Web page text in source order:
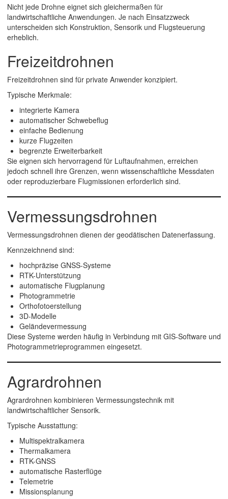
Nicht jede Drohne eignet sich gleichermaßen für
landwirtschaftliche Anwendungen. Je nach Einsatzzweck
unterscheiden sich Konstruktion, Sensorik und Flugsteuerung
erheblich.
Freizeitdrohnen
Freizeitdrohnen sind für private Anwender konzipiert.
Typische Merkmale:
integrierte Kamera
automatischer Schwebeflug
einfache Bedienung
kurze Flugzeiten
begrenzte Erweiterbarkeit
Sie eignen sich hervorragend für Luftaufnahmen, erreichen
jedoch schnell ihre Grenzen, wenn wissenschaftliche Messdaten
oder reproduzierbare Flugmissionen erforderlich sind.
Vermessungsdrohnen
Vermessungsdrohnen dienen der geodätischen Datenerfassung.
Kennzeichnend sind:
hochpräzise GNSS-Systeme
RTK-Unterstützung
automatische Flugplanung
Photogrammetrie
Orthofotoerstellung
3D-Modelle
Geländevermessung
Diese Systeme werden häufig in Verbindung mit GIS-Software und
Photogrammetrieprogrammen eingesetzt.
Agrardrohnen
Agrardrohnen kombinieren Vermessungstechnik mit
landwirtschaftlicher Sensorik.
Typische Ausstattung:
Multispektralkamera
Thermalkamera
RTK-GNSS
automatische Rasterflüge
Telemetrie
Missionsplanung